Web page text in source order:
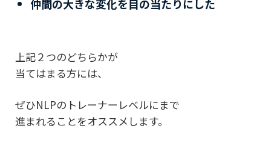
仲間の大きな変化を目の当たりにした
上記２つのどちらかが
当てはまる方には、
ぜひNLPのトレーナーレベルにまで
進まれることをオススメします。